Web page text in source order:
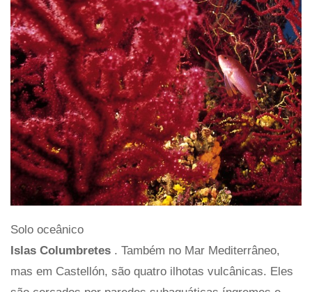
Solo oceânico
Islas Columbretes . Também no Mar Mediterrâneo,
mas em Castellón, são quatro ilhotas vulcânicas. Eles